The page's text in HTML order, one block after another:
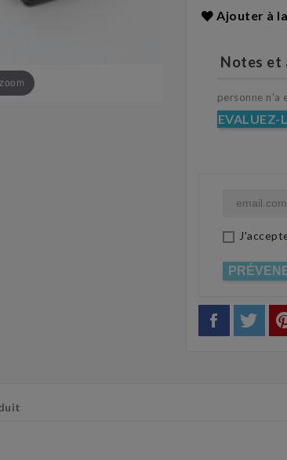
Ajouter à
Notes et
personne n'a
EVALUEZ-